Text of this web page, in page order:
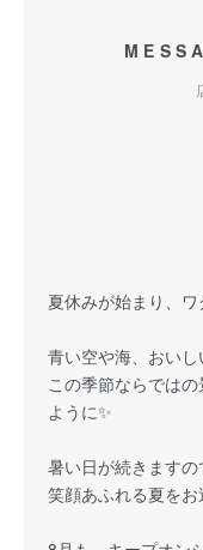
夏休みが始まり、
青い空や海、おいし
この季節ならでは
ように✨
暑い日が続きますの
笑顔あふれる夏を